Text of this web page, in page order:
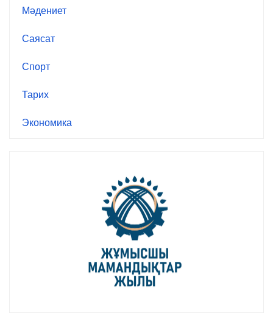
Мәдениет
Саясат
Спорт
Тарих
Экономика